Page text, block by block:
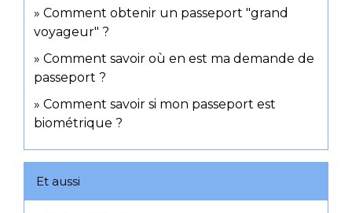
Comment obtenir un passeport "grand
voyageur" ?
Comment savoir où en est ma demande de
passeport ?
Comment savoir si mon passeport est
biométrique ?
Et aussi